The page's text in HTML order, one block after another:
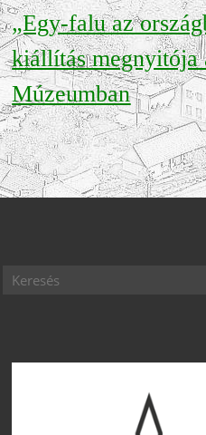
„Egy-falu az
kiállítás megnyitója
Múzeumban